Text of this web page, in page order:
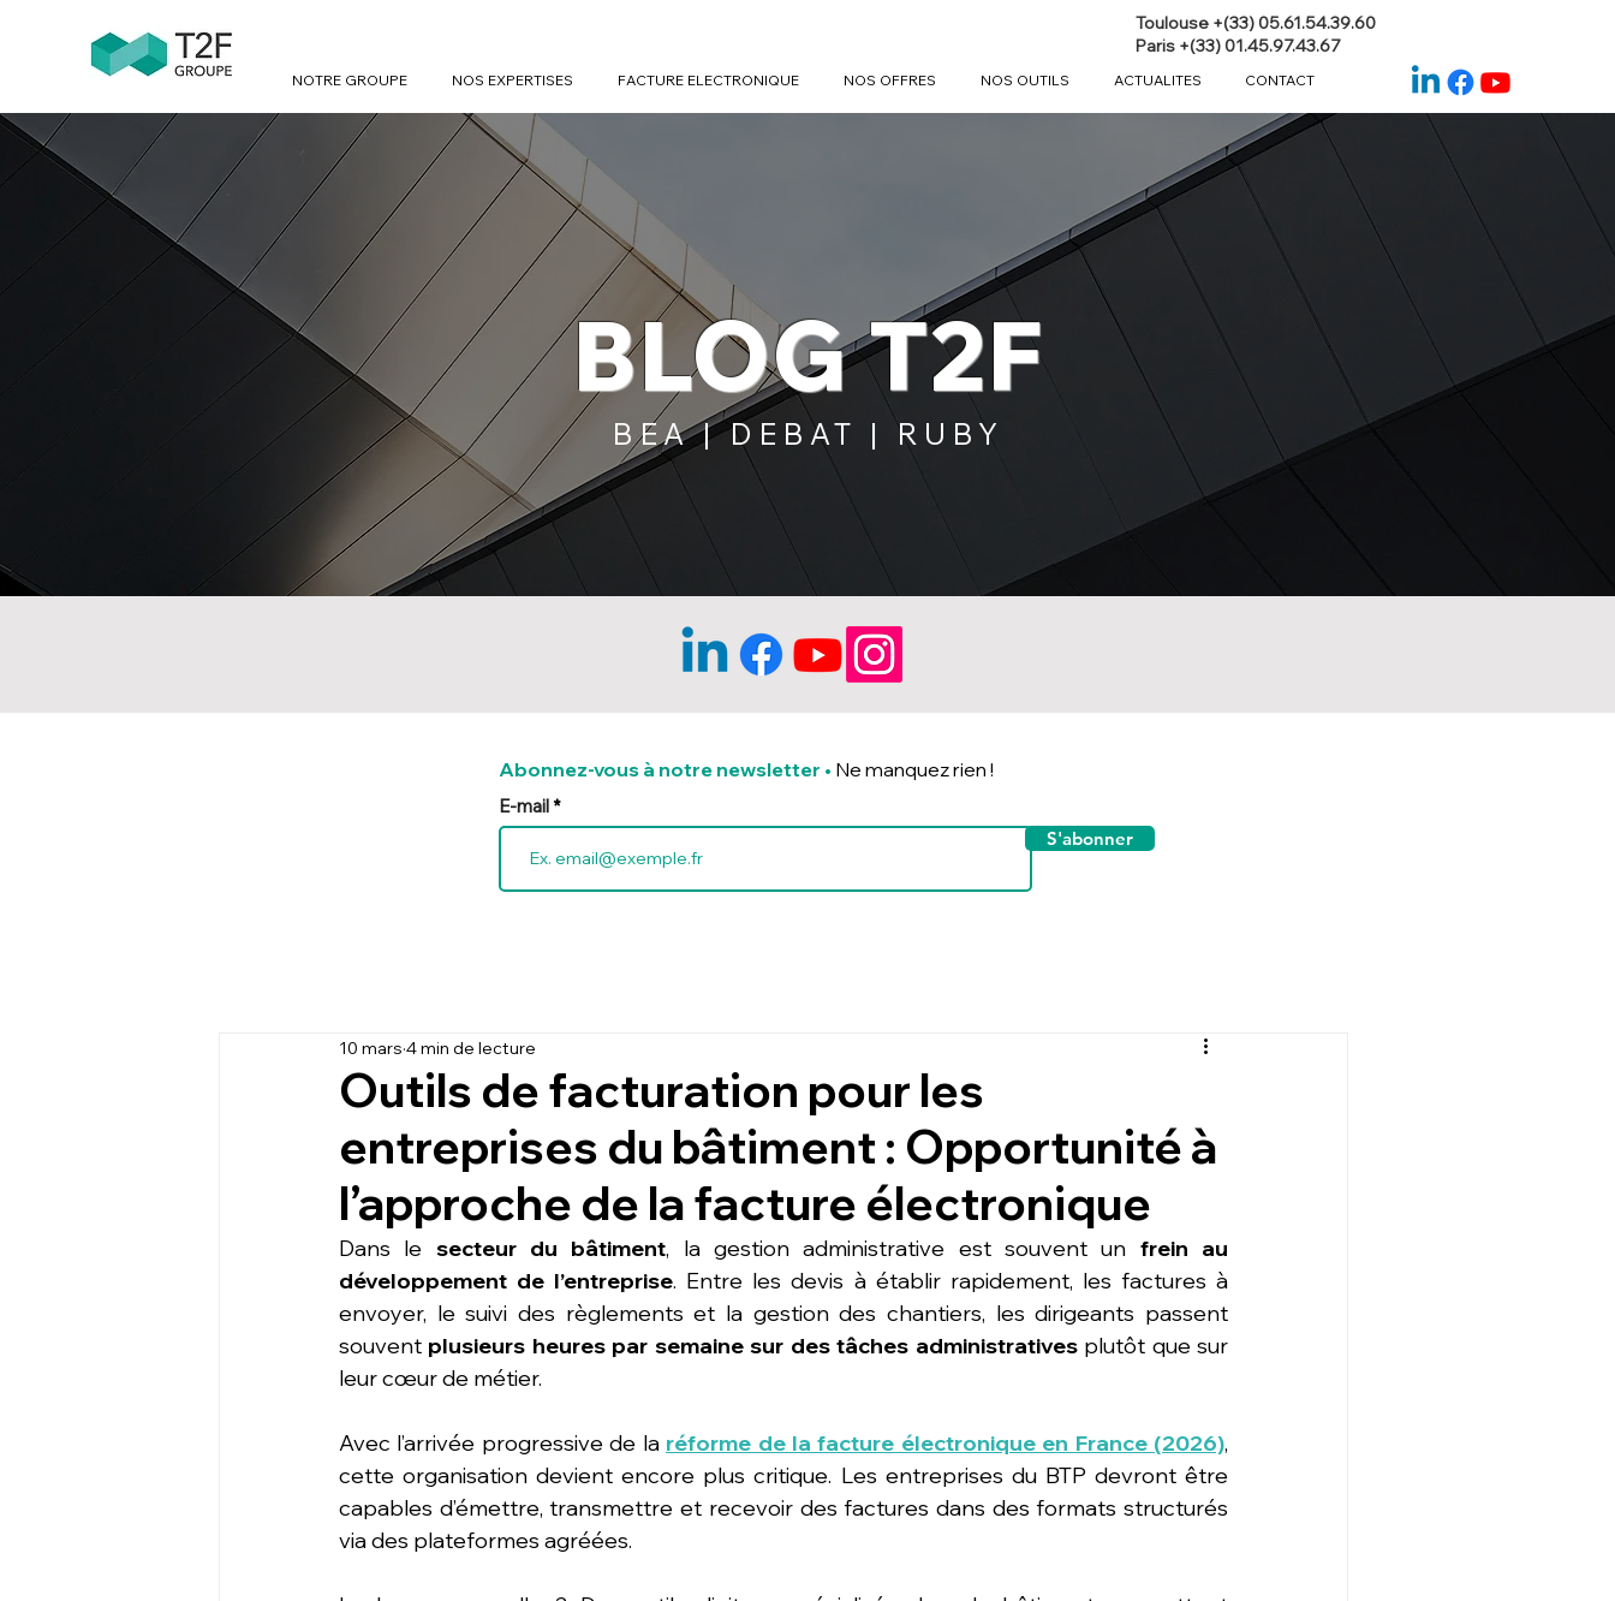
Toulouse +(33) 05.61.54.39.60
Paris +(33) 01.45.97.43.67
NOTRE GROUPE NOS EXPERTISES FACTURE ELECTRONIQUE NOS OFFRES NOS OUTILS ACTUALITES CONTACT
BLOG T2F
BEA | DEBAT | RUBY
Abonnez-vous à notre newsletter • Ne manquez rien !
E-mail
S'abonner
Outils de facturation pour les
entreprises du bâtiment : Opportunité à
l’approche de la facture électronique
10 mars 4 min de lecture
Dans le secteur du bâtiment, la gestion administrative est souvent un frein au
développement de l’entreprise. Entre les devis à établir rapidement, les factures à
envoyer, le suivi des règlements et la gestion des chantiers, les dirigeants passent
souvent plusieurs heures par semaine sur des tâches administratives plutôt que sur
leur cœur de métier.
Avec l’arrivée progressive de la réforme de la facture électronique en France (2026),
cette organisation devient encore plus critique. Les entreprises du BTP devront être
capables d’émettre, transmettre et recevoir des factures dans des formats structurés
via des plateformes agréées.